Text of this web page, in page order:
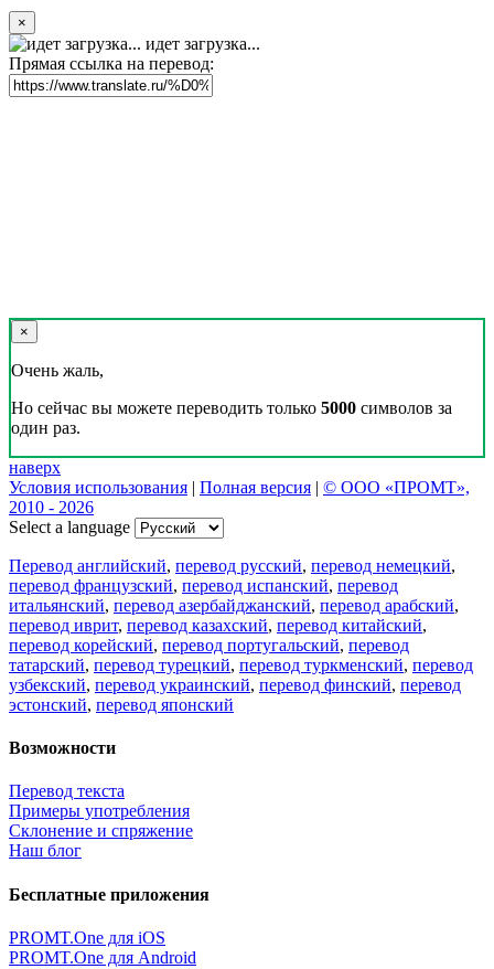
×
идет загрузка...
Прямая ссылка на перевод:
×
Очень жаль,
Но сейчас вы можете переводить только 5000 символов за
один раз.
наверх
Условия использования | Полная версия | © ООО «ПРОМТ»,
2010 - 2026
Select a language
Перевод английский, перевод русский, перевод немецкий,
перевод французский, перевод испанский, перевод
итальянский, перевод азербайджанский, перевод арабский,
перевод иврит, перевод казахский, перевод китайский,
перевод корейский, перевод португальский, перевод
татарский, перевод турецкий, перевод туркменский, перевод
узбекский, перевод украинский, перевод финский, перевод
эстонский, перевод японский
Возможности
Перевод текста
Примеры употребления
Склонение и спряжение
Наш блог
Бесплатные приложения
PROMT.One для iOS
PROMT.One для Android